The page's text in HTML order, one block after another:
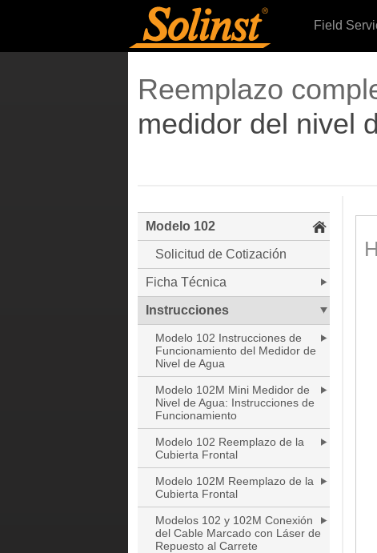
Field
Reemplazo
medidor del nivel
Modelo 102
Solicitud de Cotización
Ficha Técnica
Instrucciones
Modelo 102 Instrucciones de
Funcionamiento del Medidor de
Nivel de Agua
Modelo 102M Mini Medidor de
Nivel de Agua: Instrucciones de
Funcionamiento
Modelo 102 Reemplazo de la
Cubierta Frontal
Modelo 102M Reemplazo de la
Cubierta Frontal
Modelos 102 y 102M Conexión
del Cable Marcado con Láser de
Repuesto al Carrete